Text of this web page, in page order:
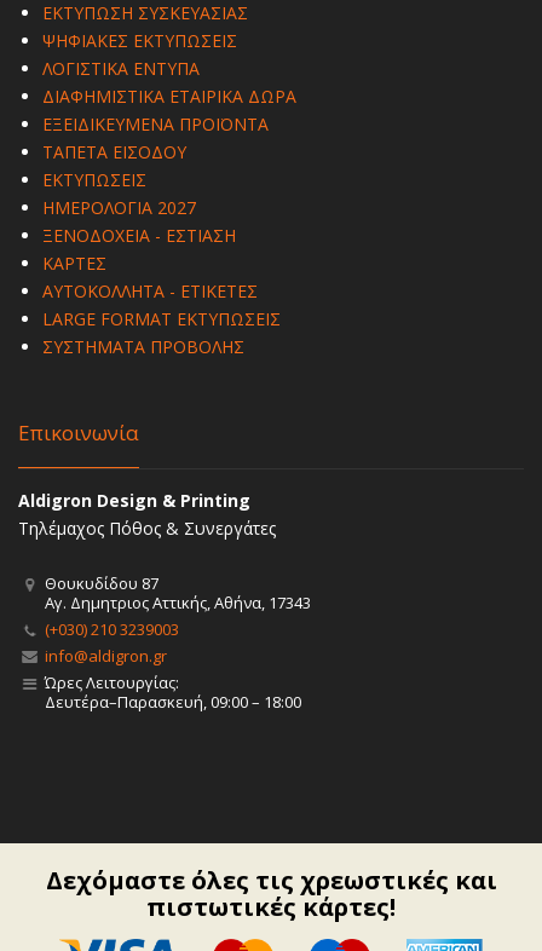
ΕΚΤΥΠΩΣΗ ΣΥΣΚΕΥΑΣΙΑΣ
ΨΗΦΙΑΚΕΣ ΕΚΤΥΠΩΣΕΙΣ
ΛΟΓΙΣΤΙΚΑ ΕΝΤΥΠΑ
ΔΙΑΦΗΜΙΣΤΙΚΑ ΕΤΑΙΡΙΚΑ ΔΩΡΑ
ΕΞΕΙΔΙΚΕΥΜΕΝΑ ΠΡΟΪΟΝΤΑ
ΤΑΠΕΤΑ ΕΙΣΟΔΟΥ
ΕΚΤΥΠΩΣΕΙΣ
ΗΜΕΡΟΛΟΓΙΑ 2027
ΞΕΝΟΔΟΧΕΙΑ - ΕΣΤΙΑΣΗ
ΚΑΡΤΕΣ
ΑΥΤΟΚΟΛΛΗΤΑ - ΕΤΙΚΕΤΕΣ
LARGE FORMAT ΕΚΤΥΠΩΣΕΙΣ
ΣΥΣΤΗΜΑΤΑ ΠΡΟΒΟΛΗΣ
Επικοινωνία
Aldigron Design & Printing
Τηλέμαχος Πόθος & Συνεργάτες
Θουκυδίδου 87
Αγ. Δημητριος Αττικής, Αθήνα, 17343
(+030) 210 3239003
info@aldigron.gr
Ώρες Λειτουργίας:
Δευτέρα–Παρασκευή, 09:00 – 18:00
Δεχόμαστε όλες τις χρεωστικές και
πιστωτικές κάρτες!